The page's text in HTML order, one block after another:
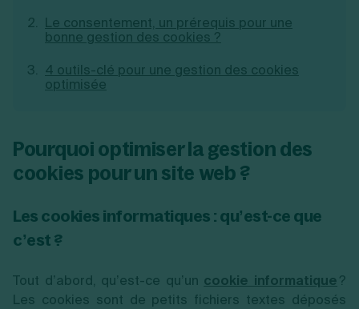
Toutes les modifications
Je suis autonome
Je souhaite être accompagné
Création d'EURL
Création de SASU
Création de SARL
Création de SAS
Création de SCI
Fermeture d’une entreprise
Création d'entreprise
Le consentement, un prérequis pour une
bonne gestion des cookies ?
4 outils-clé pour une gestion des cookies
optimisée
Pourquoi optimiser la gestion des
cookies pour un site web ?
Les cookies informatiques : qu’est-ce que
c’est ?
Tout d’abord, qu’est-ce qu’un cookie informatique?
Les cookies sont de petits fichiers textes déposés